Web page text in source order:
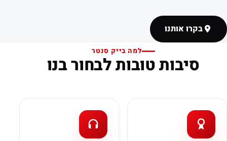
בקרו אותנו
למה בייק סנטר
סיבות טובות לבחור בנו